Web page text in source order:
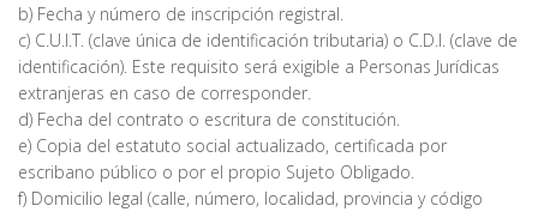
b) Fecha y número de inscripción registral.
c) C.U.I.T. (clave única de identificación tributaria) o C.D.I. (clave de
identificación). Este requisito será exigible a Personas Jurídicas
extranjeras en caso de corresponder.
d) Fecha del contrato o escritura de constitución.
e) Copia del estatuto social actualizado, certificada por
escribano público o por el propio Sujeto Obligado.
f) Domicilio legal (calle, número, localidad, provincia y código